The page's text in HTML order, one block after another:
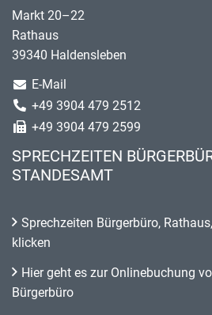
Markt 20–22
Rathaus
39340 Haldensleben
E-Mail
+49 3904 479 2512
+49 3904 479 2599
SPRECHZEITEN
STANDESAMT
Sprechzeiten Bürgerbüro,
klicken
Hier geht es zur Onlinebuchung
Bürgerbüro